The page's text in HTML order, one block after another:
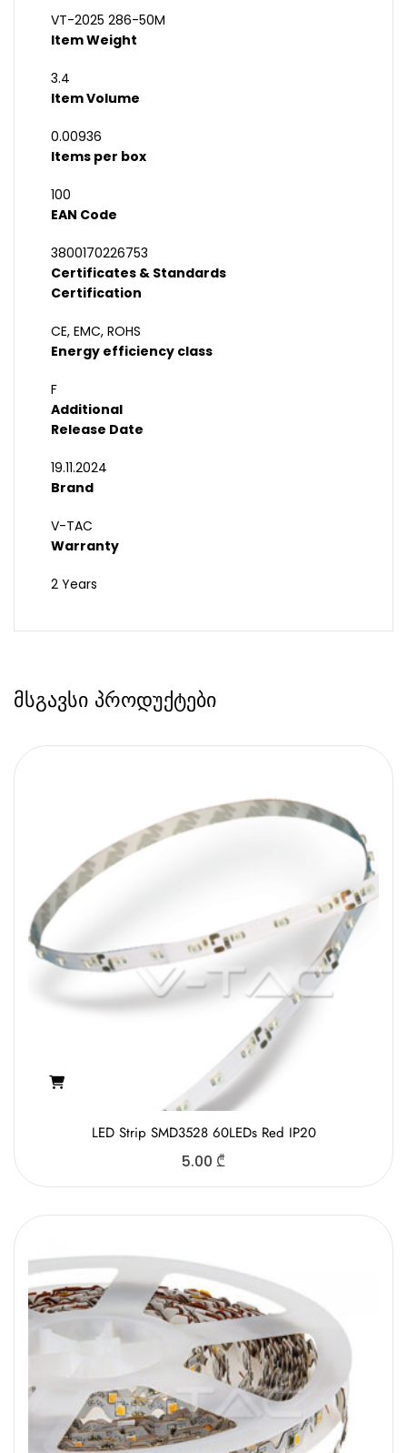
VT-2025 286-50M
Item Weight
3.4
Item Volume
0.00936
Items per box
100
EAN Code
3800170226753
Certificates & Standards
Certification
CE, EMC, ROHS
Energy efficiency class
F
Additional
Release Date
19.11.2024
Brand
V-TAC
Warranty
2 Years
მსგავსი პროდუქტები
LED Strip SMD3528 60LEDs Red IP20
5.00 ₾